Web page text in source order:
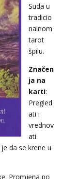
Suda u
tradicio
nalnom
tarot
špilu.
Značen
ja na
karti:
Pregled
ati i
vrednov
ati.
da se krene u
Promjena po